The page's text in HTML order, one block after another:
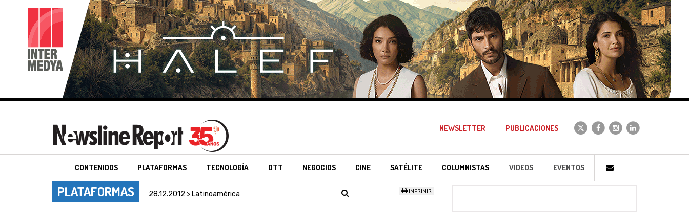
NEWSLETTER PUBLICACIONES
CONTENIDOS PLATAFORMAS TECNOLOGÍA OTT NEGOCIOS CINE SATÉLITE COLUMNISTAS VIDEOS EVENTOS
PLATAFORMAS 28.12.2012 > Latinoamérica IMPRIMIR